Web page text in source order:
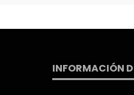
INFORMACIÓN